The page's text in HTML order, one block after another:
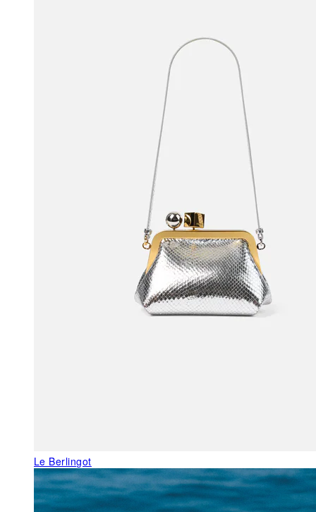
Le Berlingot